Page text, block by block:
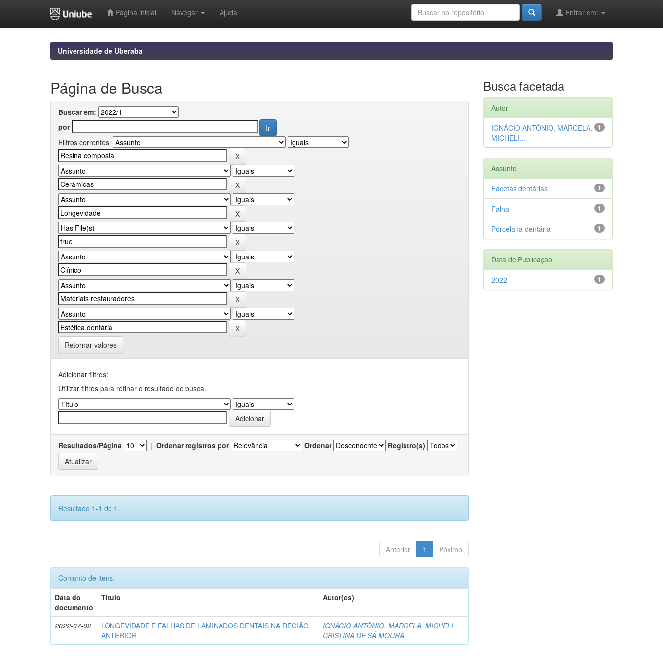
Página inicial Navegar Ajuda Entrar em:
Universidade de Uberaba
Página de Busca
Buscar em:
por
Filtros correntes:
Retornar valores
Adicionar filtros:
Utilizar filtros para refinar o resultado de busca.
Resultados/Página | Ordenar registros por Ordenar Registro(s)
Resultado 1-1 de 1.
Anterior 1 Póximo
Conjunto de itens:
Data do
documento
Título Autor(es)
2022-07-02
LONGEVIDADE E FALHAS DE LAMINADOS DENTAIS NA REGIÃO
ANTERIOR
IGNÁCIO ANTÔNIO, MARCELA, MICHELI
CRISTINA DE SÁ MOURA
Busca facetada
Autor
1
IGNÁCIO ANTÔNIO, MARCELA,
MICHELI...
Assunto
1
Facetas dentárias
1
Falha
1
Porcelana dentária
Data de Publicação
1
2022